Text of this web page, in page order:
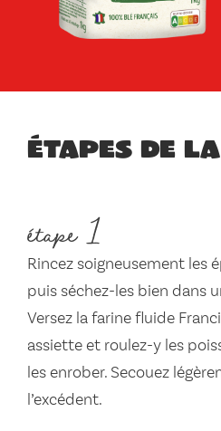
Étapes de
étape 1
Rincez soigneusement les
puis séchez-les bien dans
Versez la farine fluide
assiette et roulez-y les
les enrober. Secouez
l’excédent.